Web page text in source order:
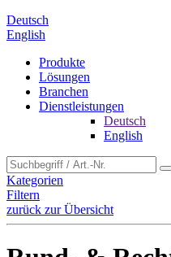
Deutsch
English
Produkte
Lösungen
Branchen
Dienstleistungen
Deutsch
English
Kategorien
Filtern
zurück zur Übersicht